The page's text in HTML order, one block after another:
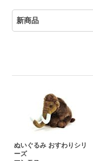
新商品
ぬいぐるみ おすわりシリ
ーズ